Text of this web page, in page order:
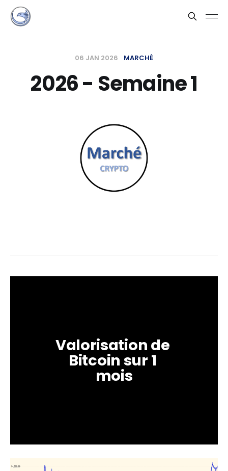
06 JAN 2026 MARCHÉ
2026 - Semaine 1
Valorisation de
Bitcoin sur 1
mois